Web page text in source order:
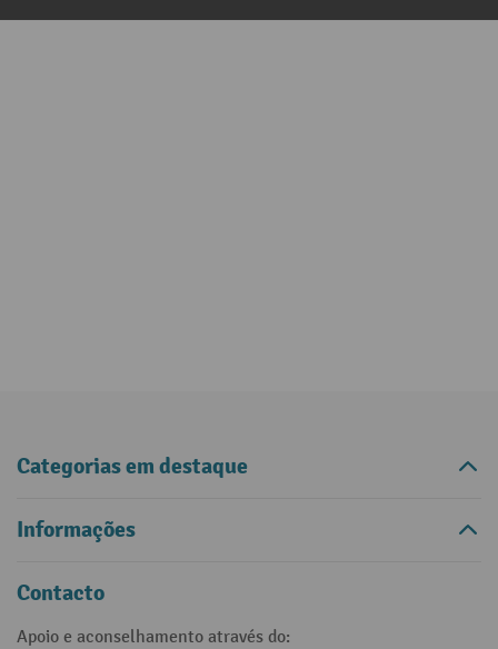
Categorias em destaque
Informações
Contacto
Apoio e aconselhamento através do: